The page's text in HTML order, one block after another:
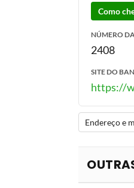
Como
NÚMERO
2408
SITE DO
https://
Endereço e